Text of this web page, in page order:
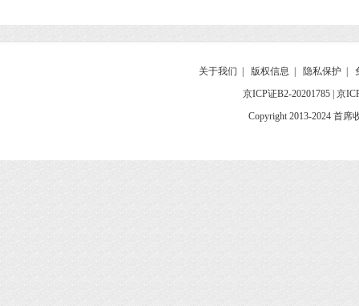
关于我们 版权信息 隐私保护
京ICP证B2-20201785 京
Copyright 2013-2024 首席